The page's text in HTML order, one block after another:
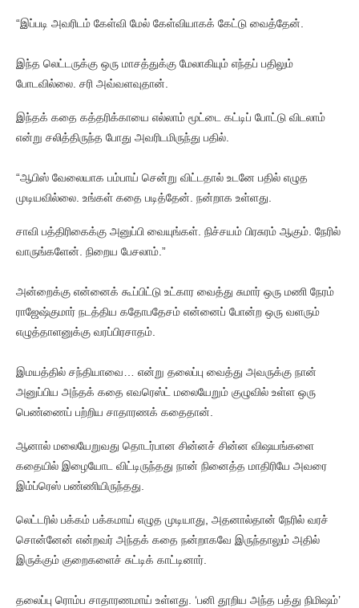
“இப்படி அவரிடம் கேள்வி மேல் கேள்வியாகக் கேட்டு வைத்தேன்.
இந்த லெட்டருக்கு ஒரு மாசத்துக்கு மேலாகியும் எந்தப் பதிலும்
போடவில்லை. சரி அவ்வளவுதான்.
இந்தக் கதை கத்தரிக்காயை எல்லாம் மூட்டை கட்டிப் போட்டு விடலாம்
என்று சலித்திருந்த போது அவரிடமிருந்து பதில்.
“ஆபிஸ் வேலையாக பம்பாய் சென்று விட்டதால் உடனே பதில் எழுத
முடியவில்லை. உங்கள் கதை படித்தேன். நன்றாக உள்ளது.
சாவி பத்திரிகைக்கு அனுப்பி வையுங்கள். நிச்சயம் பிரசுரம் ஆகும். நேரில்
வாருங்களேன். நிறைய பேசலாம்.”
அன்றைக்கு என்னைக் கூப்பிட்டு உட்கார வைத்து சுமார் ஒரு மணி நேரம்
ராஜேஷ்குமார் நடத்திய கதோபதேசம் என்னைப் போன்ற ஒரு வளரும்
எழுத்தாளனுக்கு வரப்பிரசாதம்.
இமயத்தில் சந்தியாவை… என்று தலைப்பு வைத்து அவருக்கு நான்
அனுப்பிய அந்தக் கதை எவரெஸ்ட் மலையேறும் குழுவில் உள்ள ஒரு
பெண்ணைப் பற்றிய சாதாரணக் கதைதான்.
ஆனால் மலையேறுவது தொடர்பான சின்னச் சின்ன விஷயங்களை
கதையில் இழையோட விட்டிருந்தது நான் நினைத்த மாதிரியே அவரை
இம்ப்ரெஸ் பண்ணியிருந்தது.
லெட்டரில் பக்கம் பக்கமாய் எழுத முடியாது, அதனால்தான் நேரில் வரச்
சொன்னேன் என்றவர் அந்தக் கதை நன்றாகவே இருந்தாலும் அதில்
இருக்கும் குறைகளைச் சுட்டிக் காட்டினார்.
தலைப்பு ரொம்ப சாதாரணமாய் உள்ளது. ‘பனி தூறிய அந்த பத்து நிமிஷம்’